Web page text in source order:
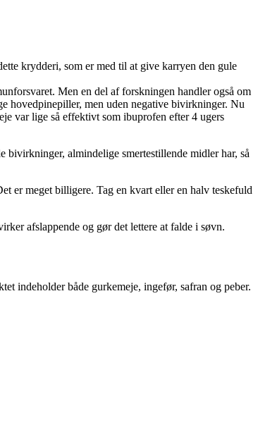
krydderi, som er med til at give karryen den gule
Men en del af forskningen handler også om
hovedpinepiller, men uden negative bivirkninger. Nu
var lige så effektivt som ibuprofen efter 4 ugers
bivirkninger, almindelige smertestillende midler har, så
er meget billigere. Tag en kvart eller en halv teskefuld
afslappende og gør det lettere at falde i søvn.
indeholder både gurkemeje, ingefør, safran og peber.